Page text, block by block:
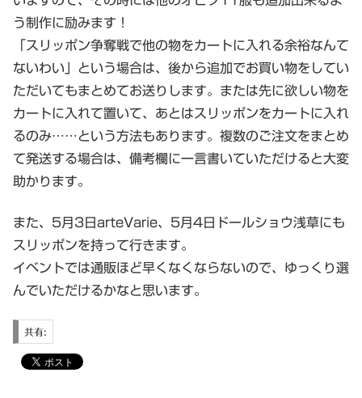
う制作に励みます！
「スリッポン争奪戦で他の物をカートに入れる余裕なんて
ないわい」という場合は、後から追加でお買い物をしてい
ただいてもまとめてお送りします。または先に欲しい物を
カートに入れて置いて、あとはスリッポンをカートに入れ
るのみ……という方法もあります。複数のご注文をまとめ
て発送する場合は、備考欄に一言書いていただけると大変
助かります。
また、5月3日arteVarie、5月4日ドールショウ浅草にも
スリッポンを持って行きます。
イベントでは通販ほど早くなくならないので、ゆっくり選
んでいただけるかなと思います。
共有: